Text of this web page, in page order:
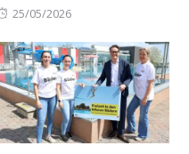
Posted
25/05/2026